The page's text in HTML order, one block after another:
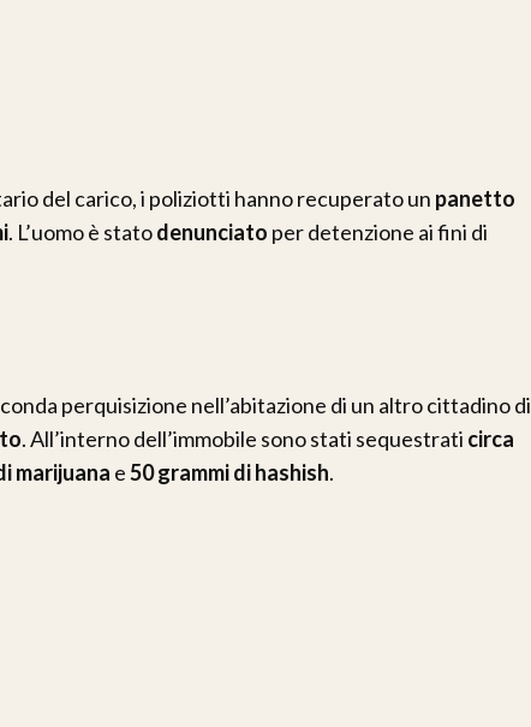
del carico, i poliziotti hanno recuperato un panetto
. L’uomo è statodenunciato per detenzione ai fini di
perquisizione nell’abitazione di un altro cittadino di
. All’interno dell’immobile sono stati sequestrati circa
marijuana e50 grammi di hashish.